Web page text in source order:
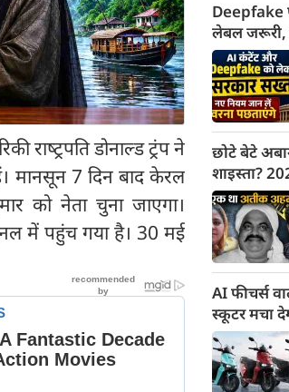
डोनाल्ड ट्रंप ने
मानसून 7 दिन बाद केरल
को नेता चुना जाएगा।
में पहुंच गया है। 30 मई
Deepfake
लेबल जरूरी,
होगी, नए
छोटे बेटे
शाइस्ता?
की पत्नी
AI फीचर्स
स्कूटर मचा
साल की
हैरान